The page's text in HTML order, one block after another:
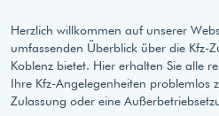
Herzlich willkommen auf unserer
umfassenden Überblick über die Kfz-
Koblenz bietet. Hier erhalten Sie alle
Ihre Kfz-Angelegenheiten problemlos
Zulassung oder eine